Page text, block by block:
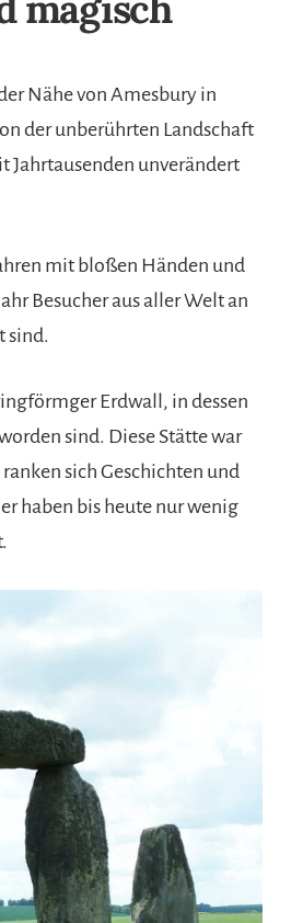
Nähe von Amesbury in
der unberührten Landschaft
Jahrtausenden unverändert
mit bloßen Händen und
Besucher aus aller Welt an
sind.
Erdwall, in dessen
sind. Diese Stätte war
sich Geschichten und
haben bis heute nur wenig